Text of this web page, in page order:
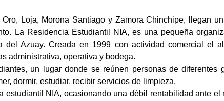
Loja, Morona Santiago y Zamora Chinchipe, llegan
La Residencia Estudiantil NIA, es una pequeña
Azuay. Creada en 1999 con actividad comercial el
administrativa, operativa y bodega.
un lugar donde se reúnen personas de diferentes
dormir, estudiar, recibir servicios de limpieza.
NIA, ocasionando una débil rentabilidad ante